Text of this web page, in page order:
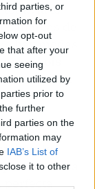
parties, or
for
opt-out
that after your
seeing
utilized by
prior to
further
parties on the
may
IAB’s List of
it to other
todavía lo
marcas de
hay modas
Lois
en cuestión
más
bonito
con esa
perfecta